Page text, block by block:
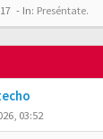
- In: Preséntate.
03:52